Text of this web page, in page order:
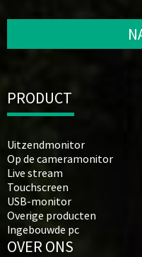
PRODUCT
Uitzendmonitor
Op de cameramonitor
Live stream
Touchscreen
USB-monitor
Overige producten
Ingebouwde pc
OVER ONS